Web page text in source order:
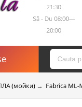
21:30
Sâ - Du 08:00—
20:00
(мойки) → Fabrica ML-